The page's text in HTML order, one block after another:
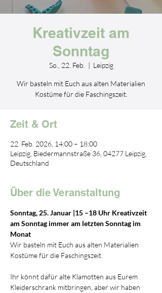
Kreativzeit am
Sonntag
So., 22. Feb.
  |
Leipzig
Wir basteln mit Euch aus alten Materialien
Kostüme für die Faschingszeit.
Zeit & Ort
22. Feb. 2026, 14:00 – 18:00
Leipzig, Biedermannstraße 36, 04277 Leipzig,
Deutschland
Über die Veranstaltung
Sonntag, 25. Januar |15 –18 Uhr Kreativzeit
am Sonntag immer am letzten Sonntag im
Monat
Wir basteln mit Euch aus alten Materialien
Kostüme für die Faschingszeit.
Ihr könnt dafür alte Klamotten aus Eurem
Kleiderschrank mitbringen, aber wir haben